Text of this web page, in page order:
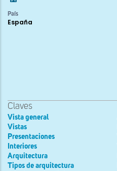
País
España
Claves
Vista general
Vistas
Presentaciones
Interiores
Arquitectura
Tipos de arquitectura